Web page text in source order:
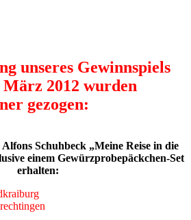
unseres Gewinnspiels
2012 wurden
gezogen:
Schuhbeck „Meine Reise in die
einem Gewürzprobepäckchen-Set
erhalten: